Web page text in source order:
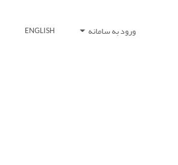
ورود به سامانه ENGLISH